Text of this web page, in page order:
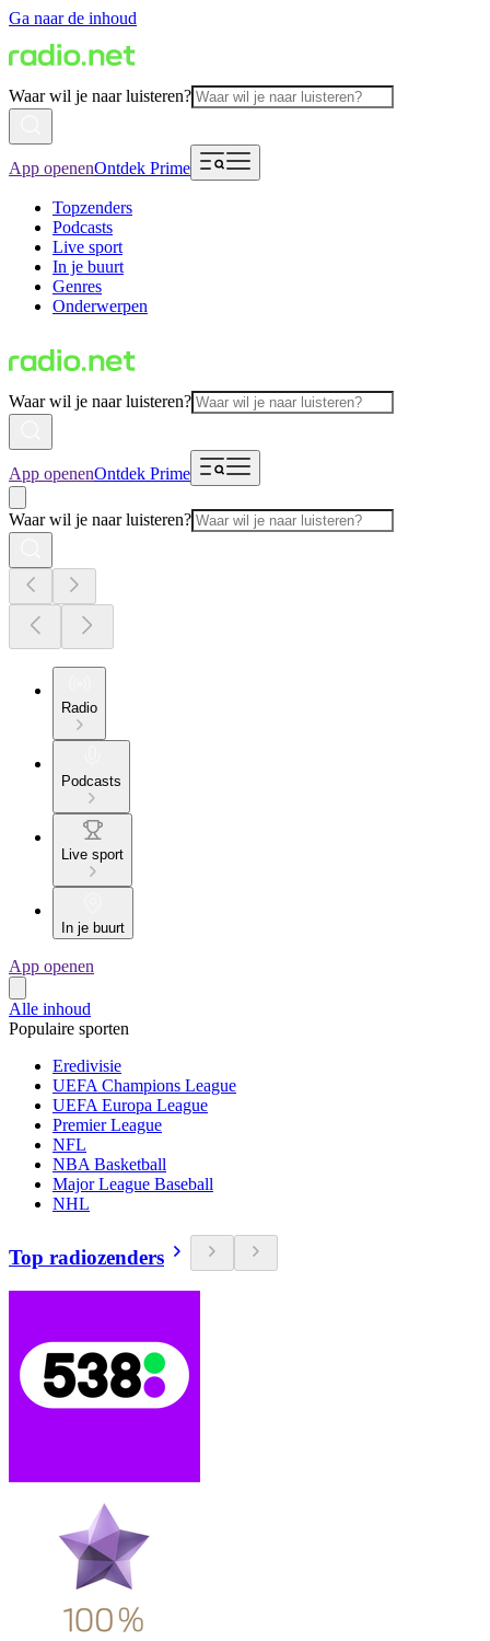
Ga naar de inhoud
Waar wil je naar luisteren?
App openenOntdek Prime
Topzenders
Podcasts
Live sport
In je buurt
Genres
Onderwerpen
Waar wil je naar luisteren?
App openenOntdek Prime
Waar wil je naar luisteren?
Radio
Podcasts
Live sport
In je buurt
App openen
Alle inhoud
Populaire sporten
Eredivisie
UEFA Champions League
UEFA Europa League
Premier League
NFL
NBA Basketball
Major League Baseball
NHL
Top radiozenders